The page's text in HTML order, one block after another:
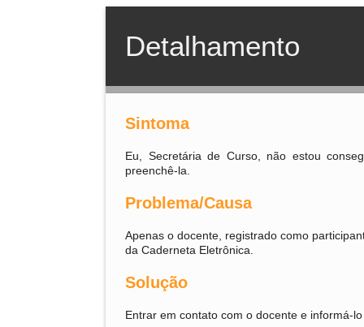
Detalhamento
Sintoma
Eu, Secretária de Curso, não estou
preenchê-la.
Problema/Causa
Apenas o docente, registrado como
da Caderneta Eletrônica.
Solução
Entrar em contato com o docente e informá-